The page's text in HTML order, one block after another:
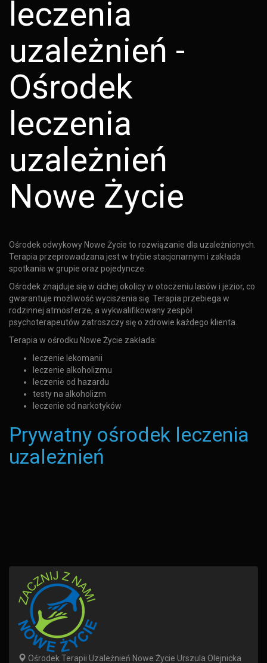
leczenia
uzależnień -
Ośrodek
leczenia
uzależnień
Nowe Życie
Ośrodek odwykowy Nowe Życie to rozwiązanie dla uzależnionych.
Terapia przeprowadzana jest w trybie stacjonarnym i zakłada
spotkania w grupie oraz pojedyncze.
Ośrodek znajduje się w cichej okolicy w otoczeniu lasów i jezior, co
gwarantuje możliwość wyciszenia się. Terapia przebiega w
rodzinnej atmosferze, a wykwalifikowany zespół
psychoterapeutów zatroszczy się o zdrowie każdego klienta.
Terapia w ośrodku Nowe Życie zakłada:
leczenie lekomanii
leczenie alkoholizmu
leczenie od hazardu
testy na alkoholizm
leczenie od narkotyków
Prywatny ośrodek leczenia
uzależnień
Ośrodek Terapii Uzależnień Nowe Życie Urszula Olejnicka